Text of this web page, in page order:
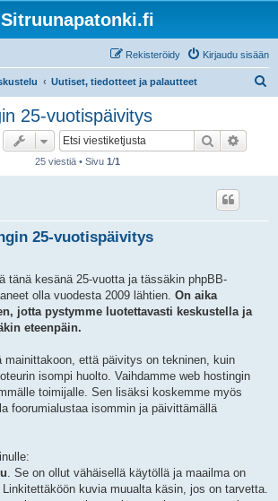
Sitruunapatonki.fi
Kirjaudu sisään
Rekisteröidy
Uutiset, tiedotteet ja palautteet
25-vuotispäivitys
Etsi
25 viestiä • Sivu 1/1
25-vuotispäivitys
tänä kesänä 25-vuotta ja tässäkin phpBB-
olla vuodesta 2009 lähtien. On aika
jotta pystymme luotettavasti keskustella ja
eteenpäin.
mainittakoon, että päivitys on tekninen, kuin
isompi huolto. Vaihdamme web hostingin
toimijalle. Sen lisäksi koskemme myös
foorumialustaa isommin ja päivittämällä
. Se on ollut vähäisellä käytöllä ja maailma on
kuvia muualta käsin, jos on tarvetta.